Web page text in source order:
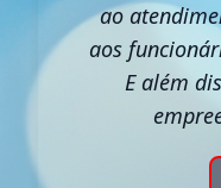
ao
aos
E além